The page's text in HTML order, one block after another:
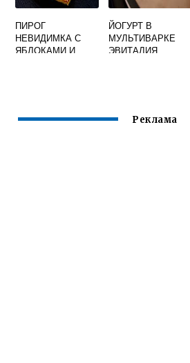
ПИРОГ
НЕВИДИМКА С
ЯБЛОКАМИ И
ЙОГУРТ В
МУЛЬТИВАРКЕ
ЭВИТАЛИЯ
Реклама